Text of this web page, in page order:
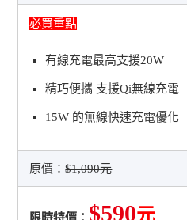
必買重點
有線充電最高支援20W
精巧便攜 支援Qi無線充電
15W 的無線快速充電優化
原價：$1,090元
$590元